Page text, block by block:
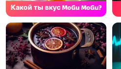
Какой ты вкус MoGu MoGu?